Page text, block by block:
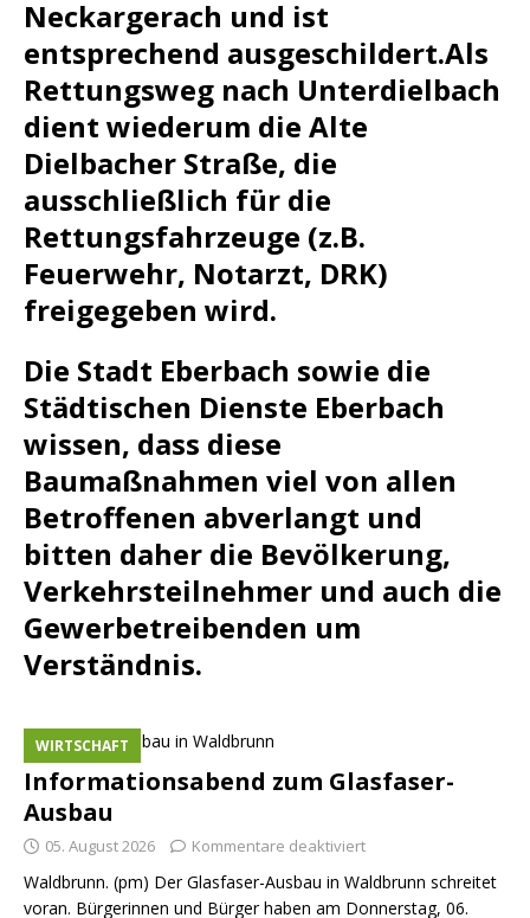
Neckargerach und ist
entsprechend ausgeschildert.Als
Rettungsweg nach Unterdielbach
dient wiederum die Alte
Dielbacher Straße, die
ausschließlich für die
Rettungsfahrzeuge (z.B.
Feuerwehr, Notarzt, DRK)
freigegeben wird.
Die Stadt Eberbach sowie die
Städtischen Dienste Eberbach
wissen, dass diese
Baumaßnahmen viel von allen
Betroffenen abverlangt und
bitten daher die Bevölkerung,
Verkehrsteilnehmer und auch die
Gewerbetreibenden um
Verständnis.
Informationsabend zum Glasfaser-
Ausbau
WIRTSCHAFT
05. August 2026 Kommentare deaktiviert
Waldbrunn. (pm) Der Glasfaser-Ausbau in Waldbrunn schreitet
voran. Bürgerinnen und Bürger haben am Donnerstag, 06.